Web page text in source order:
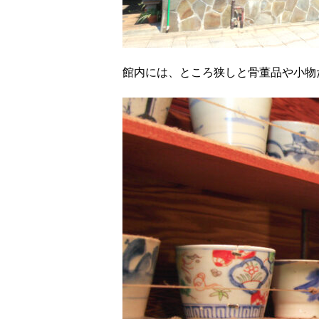
館内には、ところ狭しと骨董品や小